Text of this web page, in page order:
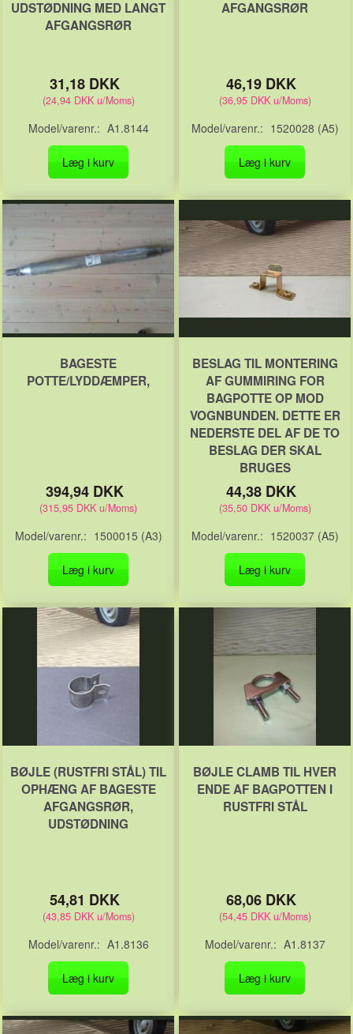
UDSTØDNING MED LANGT
AFGANGSRØR
31,18 DKK
(24,94 DKKu/Moms)
Model/varenr.: A1.8144
Læg i kurv
AFGANGSRØR
46,19 DKK
(36,95 DKKu/Moms)
Model/varenr.: 1520028 (A5)
Læg i kurv
BAGESTE
POTTE/LYDDÆMPER,
394,94 DKK
(315,95 DKK u/Moms)
Model/varenr.: 1500015 (A3)
Læg i kurv
BESLAG TIL MONTERING
AF GUMMIRING FOR
BAGPOTTE OP MOD
VOGNBUNDEN. DETTE ER
NEDERSTE DEL AF DE TO
BESLAG DER SKAL
BRUGES
44,38 DKK
(35,50 DKKu/Moms)
Model/varenr.: 1520037 (A5)
Læg i kurv
BØJLE (RUSTFRI STÅL) TIL
OPHÆNG AF BAGESTE
AFGANGSRØR,
UDSTØDNING
54,81 DKK
(43,85 DKKu/Moms)
Model/varenr.: A1.8136
Læg i kurv
BØJLE CLAMB TIL HVER
ENDE AF BAGPOTTEN I
RUSTFRI STÅL
68,06 DKK
(54,45 DKKu/Moms)
Model/varenr.: A1.8137
Læg i kurv